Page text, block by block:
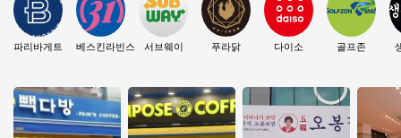
파리바게트 베스킨라빈스 서브웨이 푸라닭 다이소 골프존